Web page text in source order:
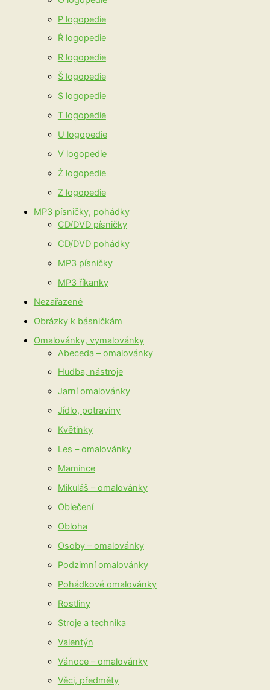
P logopedie
Ř logopedie
R logopedie
Š logopedie
S logopedie
T logopedie
U logopedie
V logopedie
Ž logopedie
Z logopedie
MP3 písničky, pohádky
CD/DVD písničky
CD/DVD pohádky
MP3 písničky
MP3 říkanky
Nezařazené
Obrázky k básničkám
Omalovánky, vymalovánky
Abeceda – omalovánky
Hudba, nástroje
Jarní omalovánky
Jídlo, potraviny
Květinky
Les – omalovánky
Mamince
Mikuláš – omalovánky
Oblečení
Obloha
Osoby – omalovánky
Podzimní omalovánky
Pohádkové omalovánky
Rostliny
Stroje a technika
Valentýn
Vánoce – omalovánky
Věci, předměty